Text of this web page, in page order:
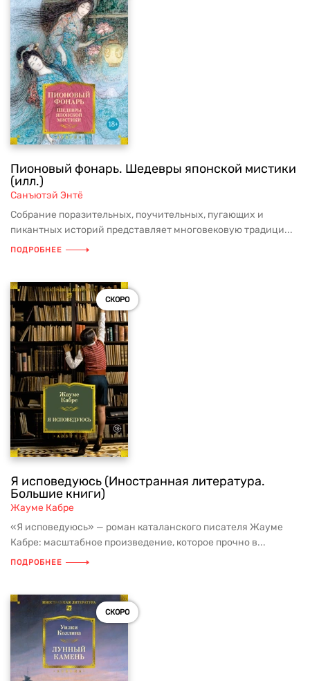
Пионовый фонарь. Шедевры японской мистики
(илл.)
Санъютэй Энтё
Собрание поразительных, поучительных, пугающих и
пикантных историй представляет многовековую традици...
ПОДРОБНЕЕ
СКОРО
Я исповедуюсь (Иностранная литература.
Большие книги)
Жауме Кабре
«Я исповедуюсь» — роман каталанского писателя Жауме
Кабре: масштабное произведение, которое прочно в...
ПОДРОБНЕЕ
СКОРО